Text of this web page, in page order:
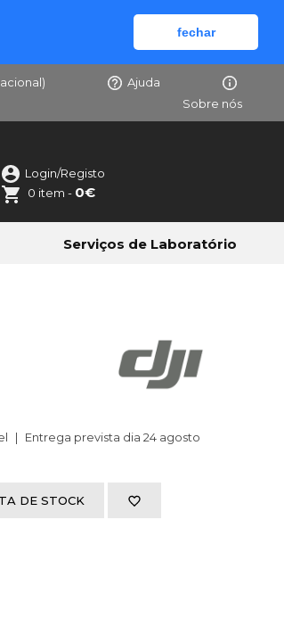
fechar
Ajuda
Sobre nós
Login/Registo
0 item - 0€
Serviços de Laboratório
Entrega prevista dia 24 agosto
DE STOCK